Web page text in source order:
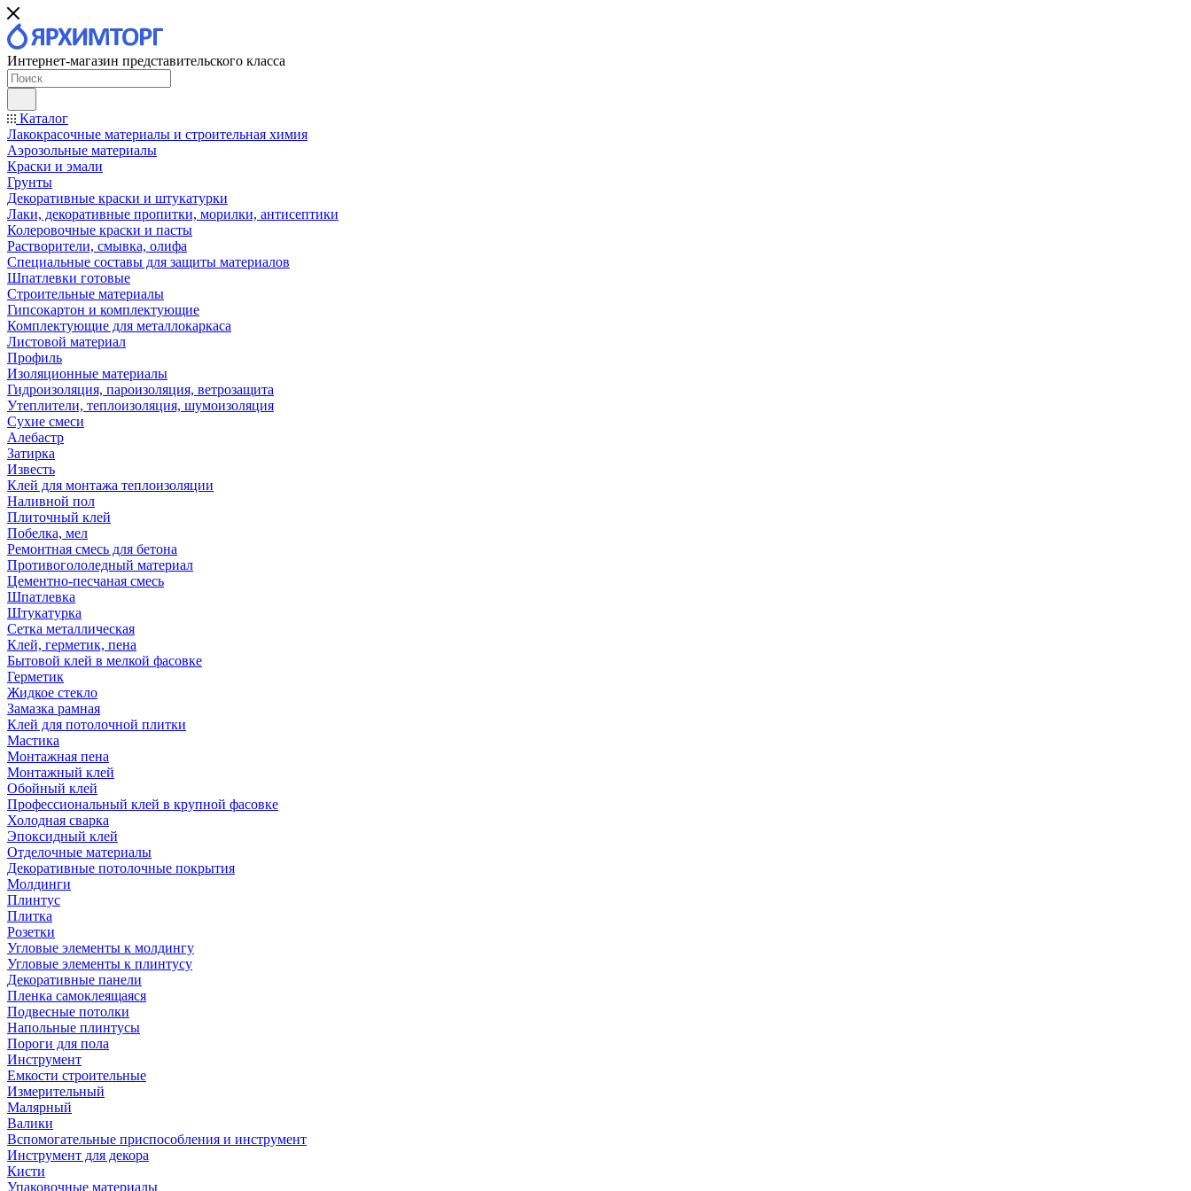
Интернет-магазин представительского класса
Каталог
Лакокрасочные материалы и строительная химия
Аэрозольные материалы
Краски и эмали
Грунты
Декоративные краски и штукатурки
Лаки, декоративные пропитки, морилки, антисептики
Колеровочные краски и пасты
Растворители, смывка, олифа
Специальные составы для защиты материалов
Шпатлевки готовые
Строительные материалы
Гипсокартон и комплектующие
Комплектующие для металлокаркаса
Листовой материал
Профиль
Изоляционные материалы
Гидроизоляция, пароизоляция, ветрозащита
Утеплители, теплоизоляция, шумоизоляция
Сухие смеси
Алебастр
Затирка
Известь
Клей для монтажа теплоизоляции
Наливной пол
Плиточный клей
Побелка, мел
Ремонтная смесь для бетона
Противогололедный материал
Цементно-песчаная смесь
Шпатлевка
Штукатурка
Сетка металлическая
Клей, герметик, пена
Бытовой клей в мелкой фасовке
Герметик
Жидкое стекло
Замазка рамная
Клей для потолочной плитки
Мастика
Монтажная пена
Монтажный клей
Обойный клей
Профессиональный клей в крупной фасовке
Холодная сварка
Эпоксидный клей
Отделочные материалы
Декоративные потолочные покрытия
Молдинги
Плинтус
Плитка
Розетки
Угловые элементы к молдингу
Угловые элементы к плинтусу
Декоративные панели
Пленка самоклеящаяся
Подвесные потолки
Напольные плинтусы
Пороги для пола
Инструмент
Емкости строительные
Измерительный
Малярный
Валики
Вспомогательные приспособления и инструмент
Инструмент для декора
Кисти
Упаковочные материалы